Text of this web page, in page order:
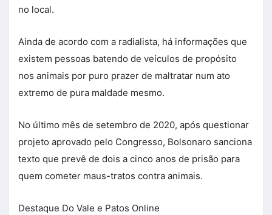
no local.
Ainda de acordo com a radialista, há informações que
existem pessoas batendo de veículos de propósito
nos animais por puro prazer de maltratar num ato
extremo de pura maldade mesmo.
No último mês de setembro de 2020, após questionar
projeto aprovado pelo Congresso, Bolsonaro sanciona
texto que prevê de dois a cinco anos de prisão para
quem cometer maus-tratos contra animais.
Destaque Do Vale e Patos Online